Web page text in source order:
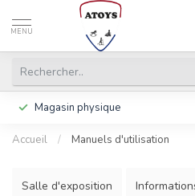
MENU
Magasin physique
Accueil / Manuels d'utilisation
Salle d'exposition